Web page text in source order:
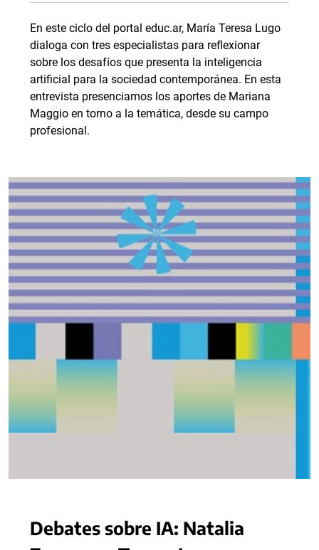
En este ciclo del portal educ.ar, María Teresa Lugo
dialoga con tres especialistas para reflexionar
sobre los desafíos que presenta la inteligencia
artificial para la sociedad contemporánea. En esta
entrevista presenciamos los aportes de Mariana
Maggio en torno a la temática, desde su campo
profesional.
Debates sobre IA: Natalia